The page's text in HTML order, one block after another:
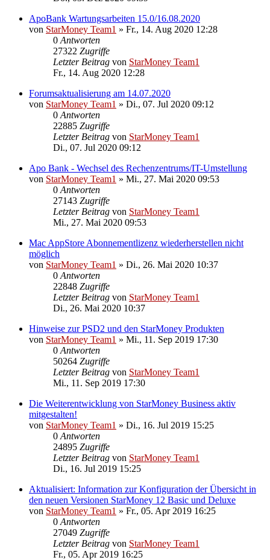
ApoBank Wartungsarbeiten 15.0/16.08.2020
von StarMoney Team1 » Fr., 14. Aug 2020 12:28
0 Antworten
27322 Zugriffe
Letzter Beitrag von StarMoney Team1
Fr., 14. Aug 2020 12:28
Forumsaktualisierung am 14.07.2020
von StarMoney Team1 » Di., 07. Jul 2020 09:12
0 Antworten
22885 Zugriffe
Letzter Beitrag von StarMoney Team1
Di., 07. Jul 2020 09:12
Apo Bank - Wechsel des Rechenzentrums/IT-Umstellung
von StarMoney Team1 » Mi., 27. Mai 2020 09:53
0 Antworten
27143 Zugriffe
Letzter Beitrag von StarMoney Team1
Mi., 27. Mai 2020 09:53
Mac AppStore Abonnementlizenz wiederherstellen nicht
möglich
von StarMoney Team1 » Di., 26. Mai 2020 10:37
0 Antworten
22848 Zugriffe
Letzter Beitrag von StarMoney Team1
Di., 26. Mai 2020 10:37
Hinweise zur PSD2 und den StarMoney Produkten
von StarMoney Team1 » Mi., 11. Sep 2019 17:30
0 Antworten
50264 Zugriffe
Letzter Beitrag von StarMoney Team1
Mi., 11. Sep 2019 17:30
Die Weiterentwicklung von StarMoney Business aktiv
mitgestalten!
von StarMoney Team1 » Di., 16. Jul 2019 15:25
0 Antworten
24895 Zugriffe
Letzter Beitrag von StarMoney Team1
Di., 16. Jul 2019 15:25
Aktualisiert: Information zur Konfiguration der Übersicht in
den neuen Versionen StarMoney 12 Basic und Deluxe
von StarMoney Team1 » Fr., 05. Apr 2019 16:25
0 Antworten
27049 Zugriffe
Letzter Beitrag von StarMoney Team1
Fr., 05. Apr 2019 16:25